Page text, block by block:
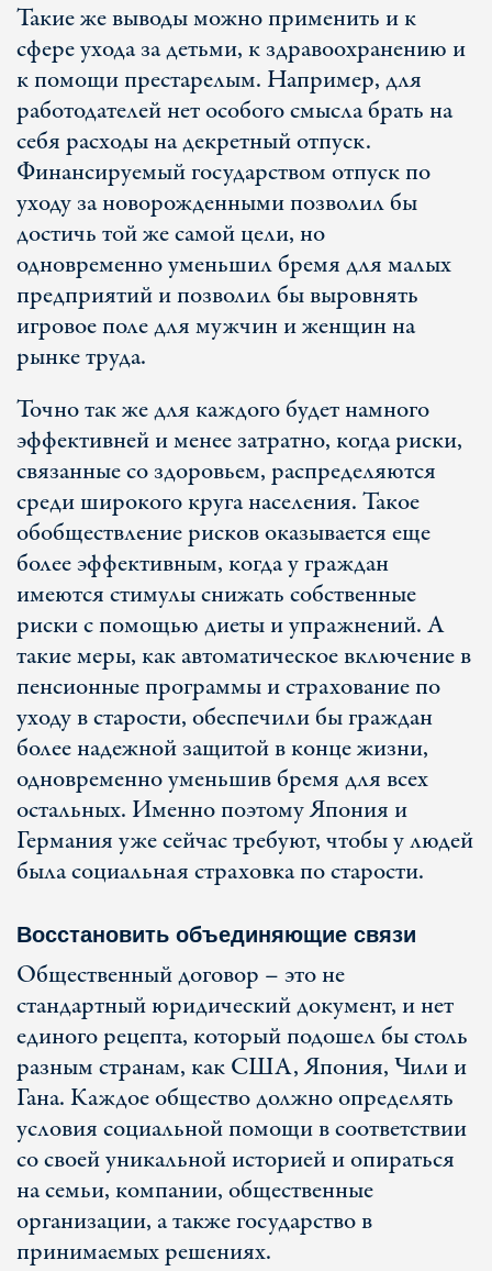
Такие же выводы можно применить и к
сфере ухода за детьми, к здравоохранению и
к помощи престарелым. Например, для
работодателей нет особого смысла брать на
себя расходы на декретный отпуск.
Финансируемый государством отпуск по
уходу за новорожденными позволил бы
достичь той же самой цели, но
одновременно уменьшил бремя для малых
предприятий и позволил бы выровнять
игровое поле для мужчин и женщин на
рынке труда.
Точно так же для каждого будет намного
эффективней и менее затратно, когда риски,
связанные со здоровьем, распределяются
среди широкого круга населения. Такое
обобществление рисков оказывается еще
более эффективным, когда у граждан
имеются стимулы снижать собственные
риски с помощью диеты и упражнений. А
такие меры, как автоматическое включение в
пенсионные программы и страхование по
уходу в старости, обеспечили бы граждан
более надежной защитой в конце жизни,
одновременно уменьшив бремя для всех
остальных. Именно поэтому Япония и
Германия уже сейчас требуют, чтобы у людей
была социальная страховка по старости.
Восстановить объединяющие связи
Общественный договор – это не
стандартный юридический документ, и нет
единого рецепта, который подошел бы столь
разным странам, как США, Япония, Чили и
Гана. Каждое общество должно определять
условия социальной помощи в соответствии
со своей уникальной историей и опираться
на семьи, компании, общественные
организации, а также государство в
принимаемых решениях.